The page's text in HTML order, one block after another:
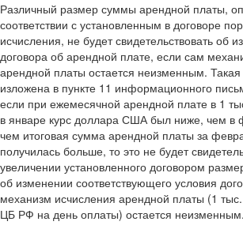
Различный размер суммы арендной платы,
соответствии с установленным в договоре
исчисления, не будет свидетельствовать об
договора об арендной плате, если сам
арендной платы остается неизменным.
изложена в пункте 11 информационного
если при ежемесячной арендной плате в 1
в январе курс доллара США был ниже, чем в
чем итоговая сумма арендной платы за
получилась больше, то это не будет
увеличении установленного договором
об изменении соответствующего условия
механизм исчисления арендной платы (1
ЦБ РФ на день оплаты) остается неизменным.